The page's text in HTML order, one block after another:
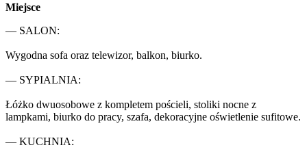
Miejsce
— SALON:
Wygodna sofa oraz telewizor, balkon, biurko.
— SYPIALNIA:
Łóżko dwuosobowe z kompletem pościeli, stoliki nocne z
lampkami, biurko do pracy, szafa, dekoracyjne oświetlenie sufitowe.
— KUCHNIA: